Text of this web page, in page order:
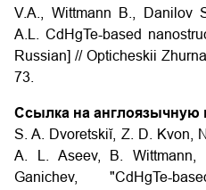
V.A., Wittmann B., Danilov
A.L. CdHgTe-based
Russian] // Opticheskii
73.
Ссылка на англоязычную
S. A. Dvoretskiĭ, Z. D. Kvon,
A. L. Aseev, B.
Ganichev, "CdHgTe-